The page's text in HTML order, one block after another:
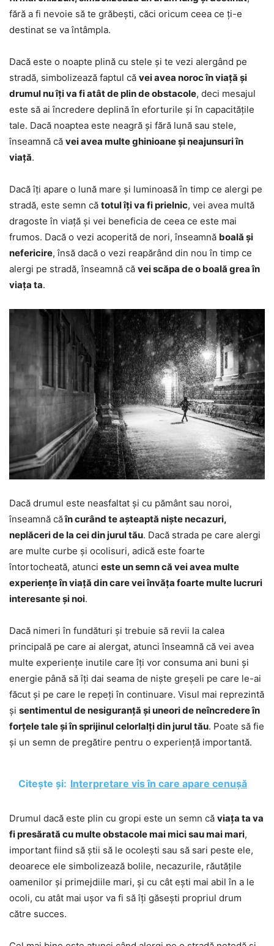
fără a fi nevoie să te grăbești, căci oricum ceea ce ți-e
destinat se va întâmpla.
Dacă este o noapte plină cu stele și te vezi alergând pe
stradă, simbolizează faptul că vei avea noroc în viață și
drumul nu îți va fi atât de plin de obstacole, deci mesajul
este să ai încredere deplină în eforturile și în capacitățile
tale. Dacă noaptea este neagră și fără lună sau stele,
înseamnă că vei avea multe ghinioane și neajunsuri în
viață.
Dacă îți apare o lună mare și luminoasă în timp ce alergi pe
stradă, este semn că totul îți va fi prielnic, vei avea multă
dragoste în viață și vei beneficia de ceea ce este mai
frumos. Dacă o vezi acoperită de nori, înseamnă boală și
nefericire, însă dacă o vezi reapărând din nou în timp ce
alergi pe stradă, înseamnă că vei scăpa de o boală grea în
viața ta.
Dacă drumul este neasfaltat și cu pământ sau noroi,
înseamnă căîn curând te așteaptă niște necazuri,
neplăceri de la cei din jurul tău. Dacă strada pe care alergi
are multe curbe și ocolisuri, adică este foarte
întortocheată, atunci este un semn că vei avea multe
experiențe în viață din care vei învăța foarte multe lucruri
interesante și noi.
Dacă nimeri în fundături și trebuie să revii la calea
principală pe care ai alergat, atunci înseamnă că vei avea
multe experiențe inutile care îți vor consuma ani buni și
energie până să îți dai seama de niște greșeli pe care le-ai
făcut și pe care le repeți în continuare. Visul mai reprezintă
și sentimentul de nesiguranță și uneori de neîncredere în
forțele tale și în sprijinul celorlalți din jurul tău. Poate să fie
și un semn de pregătire pentru o experiență importantă.
Citește și: Interpretare vis în care apare cenușă
Drumul dacă este plin cu gropi este un semn că viața ta va
fi presărată cu multe obstacole mai mici sau mai mari,
important fiind să știi să le ocolești sau să sari peste ele,
deoarece ele simbolizează bolile, necazurile, răutățile
oamenilor și primejdiile mari, și cu cât ești mai abil în a le
ocoli, cu atât mai ușor va fi să îți găsești propriul drum
către succes.